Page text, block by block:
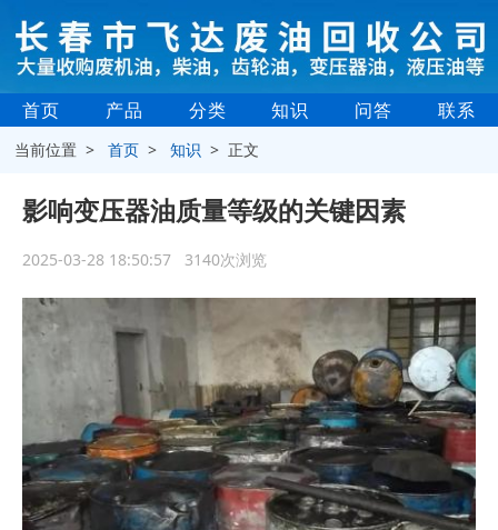
首页 产品 分类 知识 问答 联系
当前位置 >首页 >知识 > 正文
影响变压器油质量等级的关键因素
2025-03-28 18:50:57 3140次浏览